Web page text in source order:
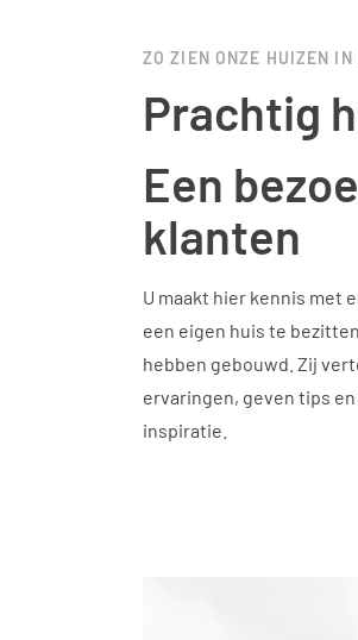
ZO ZIEN ONZE HUIZEN
Prachtig
Een
klanten
U maakt hier kennis met
een eigen huis te
hebben gebouwd. Zij
ervaringen, geven tips
inspiratie.